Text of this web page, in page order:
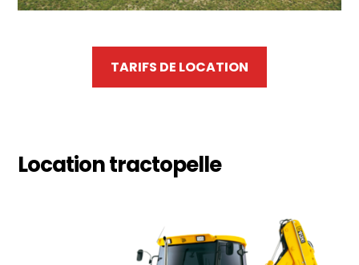
TARIFS DE LOCATION
Location tractopelle